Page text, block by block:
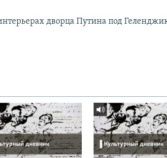
дворца Путина под